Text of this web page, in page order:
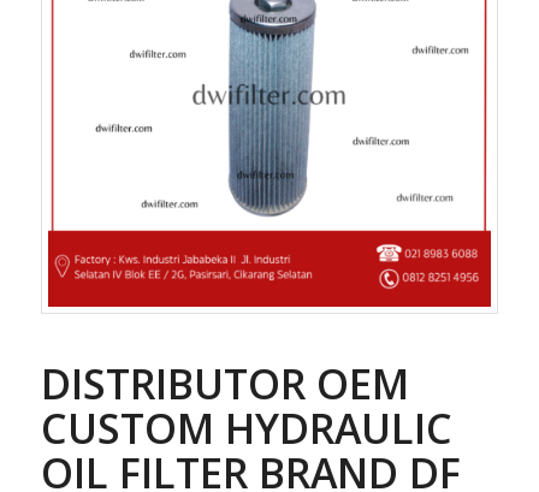
DISTRIBUTOR OEM
CUSTOM HYDRAULIC
OIL FILTER BRAND DF